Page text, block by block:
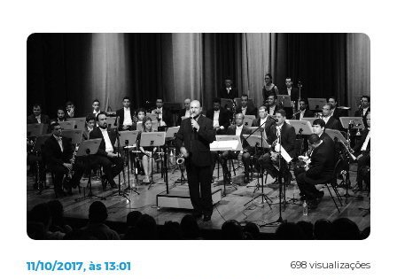
698 visualizações
11/10/2017, às 13:01